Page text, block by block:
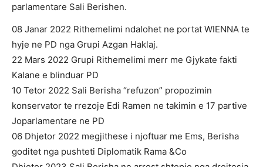
parlamentare Sali Berishen.
08 Janar 2022 Rithemelimi ndalohet ne portat WIENNA te
hyje ne PD nga Grupi Azgan Haklaj.
22 Mars 2022 Grupi Rithemelimi merr me Gjykate fakti
Kalane e blinduar PD
10 Tetor 2022 Sali Berisha “refuzon” propozimin
konservator te rrezoje Edi Ramen ne takimin e 17 partive
Joparlamentare ne PD
06 Dhjetor 2022 megjithese i njoftuar me Ems, Berisha
goditet nga pushteti Diplomatik Rama &Co